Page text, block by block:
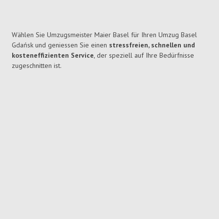
Wählen Sie Umzugsmeister Maier Basel für Ihren Umzug Basel
Gdańsk und geniessen Sie einen stressfreien, schnellen und
kosteneffizienten Service, der speziell auf Ihre Bedürfnisse
zugeschnitten ist.